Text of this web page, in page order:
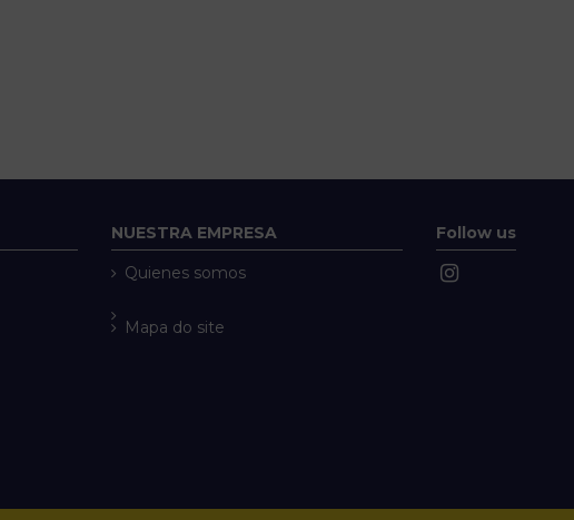
NUESTRA EMPRESA
Quienes somos
Mapa do site
Follow us